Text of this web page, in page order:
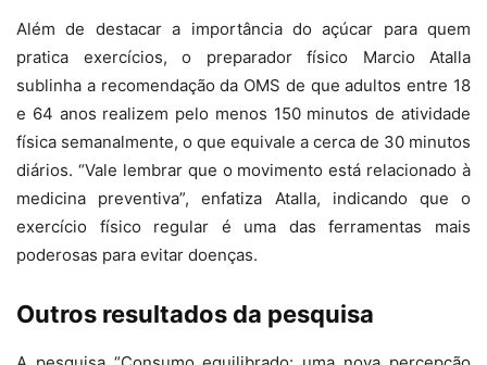
Além de destacar a importância do açúcar para quem
pratica exercícios, o preparador físico Marcio Atalla
sublinha a recomendação da OMS de que adultos entre 18
e 64 anos realizem pelo menos 150 minutos de atividade
física semanalmente, o que equivale a cerca de 30 minutos
diários. “Vale lembrar que o movimento está relacionado à
medicina preventiva”, enfatiza Atalla, indicando que o
exercício físico regular é uma das ferramentas mais
poderosas para evitar doenças.
Outros resultados da pesquisa